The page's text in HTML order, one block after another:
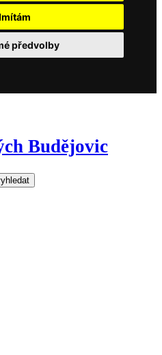
předvolby
Budějovic